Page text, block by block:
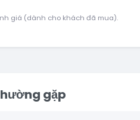
giá (dành cho khách đã mua).
gặp